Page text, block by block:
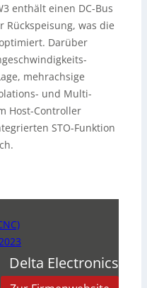
enthält einen DC-Bus
was die
Darüber
mehrachsige
und Multi-
Host-Controller
STO-Funktion
Delta Electronics